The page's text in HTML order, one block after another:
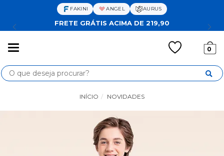
FAKINI ANGEL AURUS
FRETE GRÁTIS ACIMA DE 219,90
0
Busca
INÍCIO NOVIDADES